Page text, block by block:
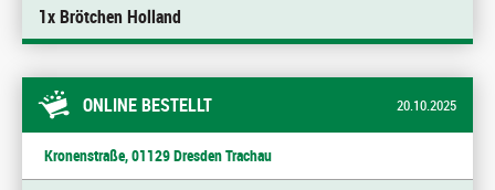
1x Brötchen Holland
ONLINE BESTELLT 20.10.2025
Kronenstraße, 01129 Dresden Trachau